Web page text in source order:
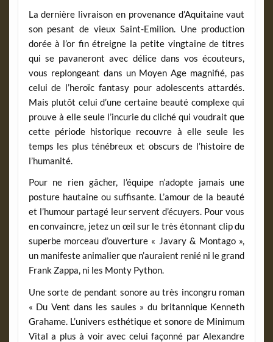
La dernière livraison en provenance d’Aquitaine vaut
son pesant de vieux Saint-Emilion. Une production
dorée à l’or fin étreigne la petite vingtaine de titres
qui se pavaneront avec délice dans vos écouteurs,
vous replongeant dans un Moyen Age magnifié, pas
celui de l’heroïc fantasy pour adolescents attardés.
Mais plutôt celui d’une certaine beauté complexe qui
prouve à elle seule l’incurie du cliché qui voudrait que
cette période historique recouvre à elle seule les
temps les plus ténébreux et obscurs de l’histoire de
l’humanité.
Pour ne rien gâcher, l’équipe n’adopte jamais une
posture hautaine ou suffisante. L’amour de la beauté
et l’humour partagé leur servent d’écuyers. Pour vous
en convaincre, jetez un œil sur le très étonnant clip du
superbe morceau d’ouverture « Javary & Montago »,
un manifeste animalier que n’auraient renié ni le grand
Frank Zappa, ni les Monty Python.
Une sorte de pendant sonore au très incongru roman
« Du Vent dans les saules » du britannique Kenneth
Grahame. L’univers esthétique et sonore de Minimum
Vital a plus à voir avec celui façonné par Alexandre